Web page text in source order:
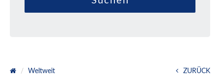
Weltweit ZURÜCK